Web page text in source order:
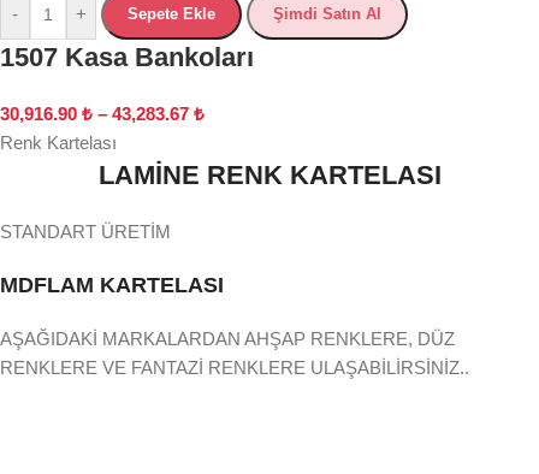
- + Sepete Ekle Şimdi Satın Al
1507 Kasa Bankoları
30,916.90 ₺ – 43,283.67 ₺
Renk Kartelası
LAMİNE RENK KARTELASI
STANDART ÜRETİM
MDFLAM KARTELASI
AŞAĞIDAKİ MARKALARDAN AHŞAP RENKLERE, DÜZ
RENKLERE VE FANTAZİ RENKLERE ULAŞABİLİRSİNİZ..